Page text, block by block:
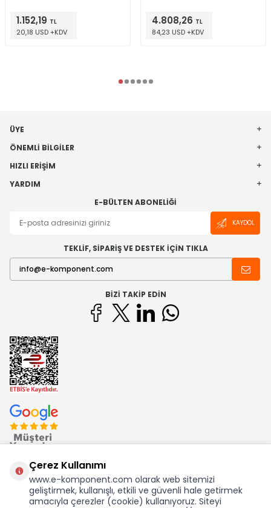
1.152,19 TL
20,18 USD +KDV
4.808,26 TL
84,23 USD +KDV
ÜYE
ÖNEMLI BILGILER
HIZLI ERIŞIM
YARDIM
E-BÜLTEN ABONELIĞI
KAYDOL
TEKLİF, SİPARİŞ VE DESTEK İÇİN TIKLA
BIZI TAKIP EDIN
Ekom Elk. Elektronik San. ve Tic. A.Ş.'nin Tescilli Bir Markasıdır
Çerez Kullanımı
www.e-komponent.com olarak web sitemizi
geliştirmek, kullanışlı, etkili ve güvenli hale getirmek
amacıyla çerezler (cookie) kullanıyoruz. Siteyi